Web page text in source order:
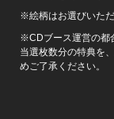
※絵柄はお選びいただ
※CDブース運営の都
当選枚数分の特典を
めご了承ください。